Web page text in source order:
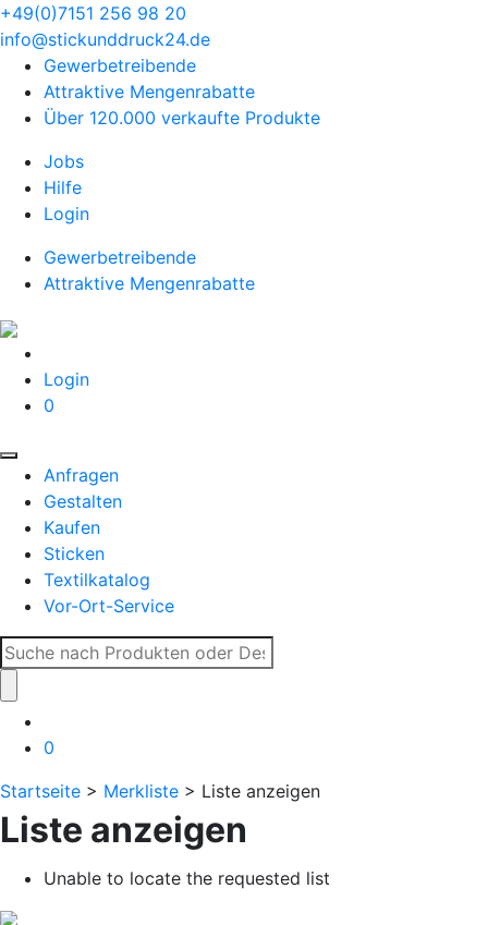
+49(0)7151 256 98 20‬
info@stickunddruck24.de
Gewerbetreibende
Attraktive Mengenrabatte
Über 120.000 verkaufte Produkte
Jobs
Hilfe
Login
Gewerbetreibende
Attraktive Mengenrabatte
Login
0
Anfragen
Gestalten
Kaufen
Sticken
Textilkatalog
Vor-Ort-Service
Suche
nach:
0
Startseite > Merkliste > Liste anzeigen
Liste anzeigen
Unable to locate the requested list